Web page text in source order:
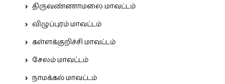
திருவண்ணாமலை மாவட்டம்
விழுப்புரம் மாவட்டம்
கள்ளக்குறிச்சி மாவட்டம்
சேலம் மாவட்டம்
நாமக்கல் மாவட்டம்